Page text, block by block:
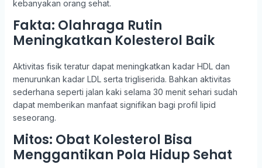
kebanyakan orang sehat.
Fakta: Olahraga Rutin
Meningkatkan Kolesterol Baik
Aktivitas fisik teratur dapat meningkatkan kadar HDL dan
menurunkan kadar LDL serta trigliserida. Bahkan aktivitas
sederhana seperti jalan kaki selama 30 menit sehari sudah
dapat memberikan manfaat signifikan bagi profil lipid
seseorang.
Mitos: Obat Kolesterol Bisa
Menggantikan Pola Hidup Sehat